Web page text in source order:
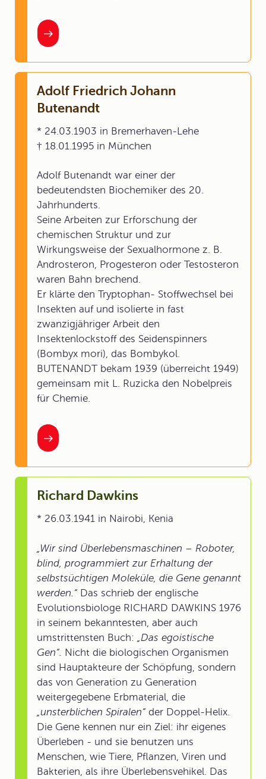
Adolf Friedrich Johann
Butenandt
* 24.03.1903 in Bremerhaven-Lehe
† 18.01.1995 in München
Adolf Butenandt war einer der
bedeutendsten Biochemiker des 20.
Jahrhunderts.
Seine Arbeiten zur Erforschung der
chemischen Struktur und zur
Wirkungsweise der Sexualhormone z. B.
Androsteron, Progesteron oder Testosteron
waren Bahn brechend.
Er klärte den Tryptophan- Stoffwechsel bei
Insekten auf und isolierte in fast
zwanzigjähriger Arbeit den
Insektenlockstoff des Seidenspinners
(Bombyx mori), das Bombykol.
BUTENANDT bekam 1939 (überreicht 1949)
gemeinsam mit L. Ruzicka den Nobelpreis
für Chemie.
Richard Dawkins
* 26.03.1941 in Nairobi, Kenia
„Wir sind Überlebensmaschinen – Roboter,
blind, programmiert zur Erhaltung der
selbstsüchtigen Moleküle, die Gene genannt
werden.“ Das schrieb der englische
Evolutionsbiologe RICHARD DAWKINS 1976
in seinem bekanntesten, aber auch
umstrittensten Buch: „Das egoistische
Gen“. Nicht die biologischen Organismen
sind Hauptakteure der Schöpfung, sondern
das von Generation zu Generation
weitergegebene Erbmaterial, die
„unsterblichen Spiralen“ der Doppel-Helix.
Die Gene kennen nur ein Ziel: ihr eigenes
Überleben - und sie benutzen uns
Menschen, wie Tiere, Pflanzen, Viren und
Bakterien, als ihre Überlebensvehikel. Das